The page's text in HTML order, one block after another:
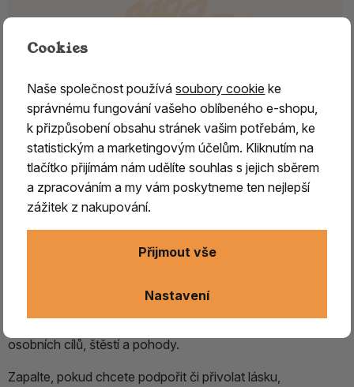
Šamanské tyčinky - láska a vášeň
tradičních receptů domorodých obyvatel And.
osobních cílů, štěstí a pohody.
Zapalte, pokud chcete podpořit či přivolat lásku,
Cookies
Naše společnost používásoubory cookie ke
správnému fungování vašeho oblíbeného e-shopu,
k přizpůsobení obsahu stránek vašim potřebám, ke
statistickým a marketingovým účelům. Kliknutím na
tlačítko přijímám nám udělíte souhlas s jejich sběrem
a zpracováním a my vám poskytneme ten nejlepší
zážitek z nakupování.
Nastavení
Přijmout vše